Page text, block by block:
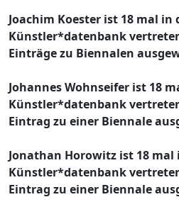
Joachim Koester ist 18 mal in
Künstler*datenbank
Einträge zu Biennalen
Johannes Wohnseifer ist 18
Künstler*datenbank
Eintrag zu einer Biennale
Jonathan Horowitz ist 18 mal
Künstler*datenbank
Eintrag zu einer Biennale